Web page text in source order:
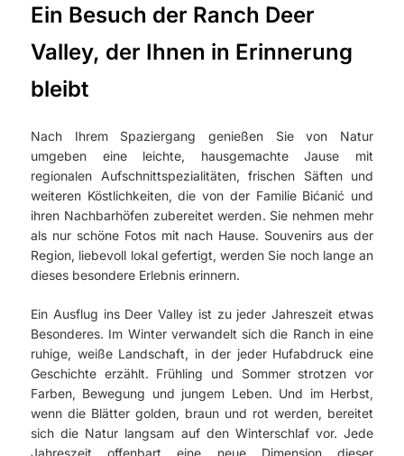
Ein Besuch der Ranch Deer
Valley, der Ihnen in Erinnerung
bleibt
Nach Ihrem Spaziergang genießen Sie von Natur
umgeben eine leichte, hausgemachte Jause mit
regionalen Aufschnittspezialitäten, frischen Säften und
weiteren Köstlichkeiten, die von der Familie Bićanić und
ihren Nachbarhöfen zubereitet werden. Sie nehmen mehr
als nur schöne Fotos mit nach Hause. Souvenirs aus der
Region, liebevoll lokal gefertigt, werden Sie noch lange an
dieses besondere Erlebnis erinnern.
Ein Ausflug ins Deer Valley ist zu jeder Jahreszeit etwas
Besonderes. Im Winter verwandelt sich die Ranch in eine
ruhige, weiße Landschaft, in der jeder Hufabdruck eine
Geschichte erzählt. Frühling und Sommer strotzen vor
Farben, Bewegung und jungem Leben. Und im Herbst,
wenn die Blätter golden, braun und rot werden, bereitet
sich die Natur langsam auf den Winterschlaf vor. Jede
Jahreszeit offenbart eine neue Dimension dieser